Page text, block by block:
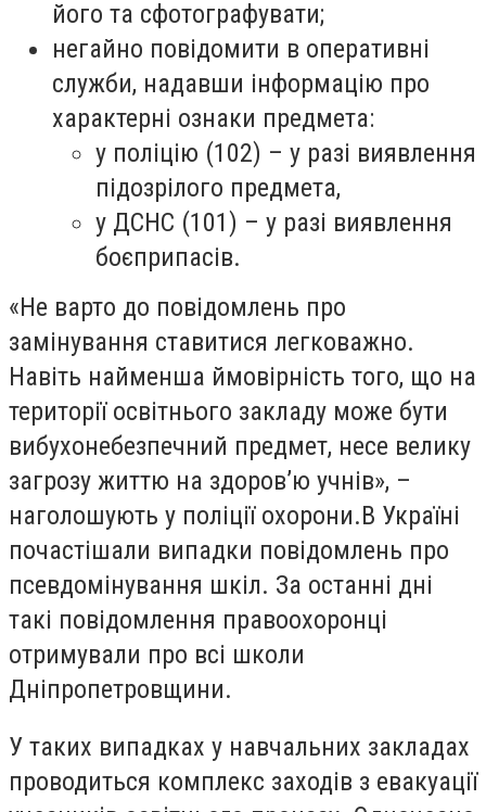
його та сфотографувати;
негайно повідомити в оперативні
служби, надавши інформацію про
характерні ознаки предмета:
у поліцію (102) – у разі виявлення
підозрілого предмета,
у ДСНС (101) – у разі виявлення
боєприпасів.
«Не варто до повідомлень про
замінування ставитися легковажно.
Навіть найменша ймовірність того, що на
території освітнього закладу може бути
вибухонебезпечний предмет, несе велику
загрозу життю на здоров’ю учнів», –
наголошують у поліції охорони.В Україні
почастішали випадки повідомлень про
псевдомінування шкіл. За останні дні
такі повідомлення правоохоронці
отримували про всі школи
Дніпропетровщини.
У таких випадках у навчальних закладах
проводиться комплекс заходів з евакуації